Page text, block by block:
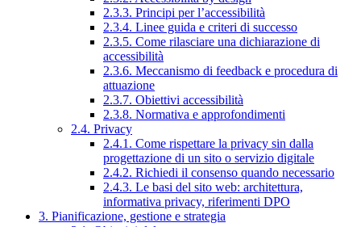
2.3.3. Principi per l’accessibilità
2.3.4. Linee guida e criteri di successo
2.3.5. Come rilasciare una dichiarazione di
accessibilità
2.3.6. Meccanismo di feedback e procedura di
attuazione
2.3.7. Obiettivi accessibilità
2.3.8. Normativa e approfondimenti
2.4. Privacy
2.4.1. Come rispettare la privacy sin dalla
progettazione di un sito o servizio digitale
2.4.2. Richiedi il consenso quando necessario
2.4.3. Le basi del sito web: architettura,
informativa privacy, riferimenti DPO
3. Pianificazione, gestione e strategia